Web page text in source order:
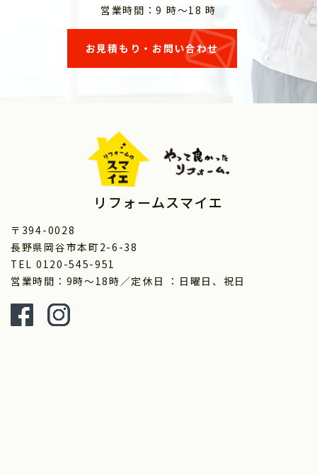
営業時間：9 時～18 時
お見積もり・お問い合わせ
リフォームスマイエ
〒394-0028
長野県岡谷市本町2-6-38
TEL 0120-545-951
営業時間：9時～18時／定休日 ：日曜日、祝日